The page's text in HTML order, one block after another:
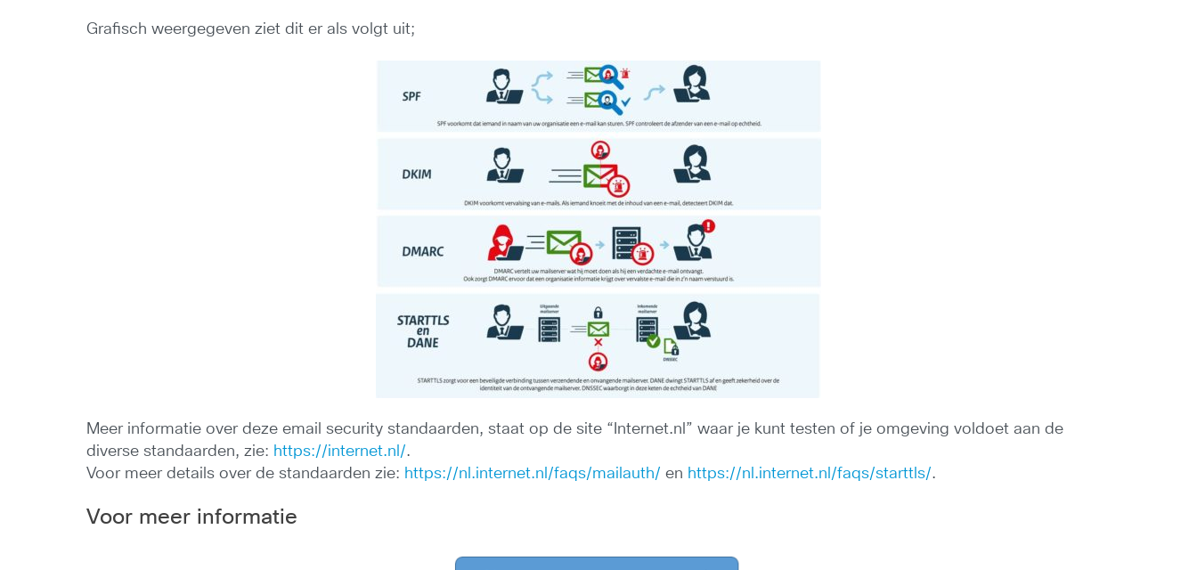
Grafisch weergegeven ziet dit er als volgt uit;
Meer informatie over deze email security standaarden, staat op de site “Internet.nl” waar je kunt testen of je omgeving voldoet aan de
diverse standaarden, zie: https://internet.nl/.
Voor meer details over de standaarden zie: https://nl.internet.nl/faqs/mailauth/ en https://nl.internet.nl/faqs/starttls/.
Voor meer informatie